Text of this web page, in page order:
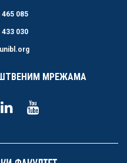
465 085
433 030
МРЕЖАМА